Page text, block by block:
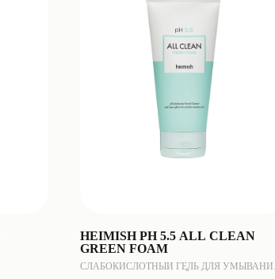
HEIMISH PH 5.5 ALL CLEAN
GREEN FOAM
СЛАБОКИСЛОТНЫЙ ГЕЛЬ ДЛЯ УМЫВАНИЯ